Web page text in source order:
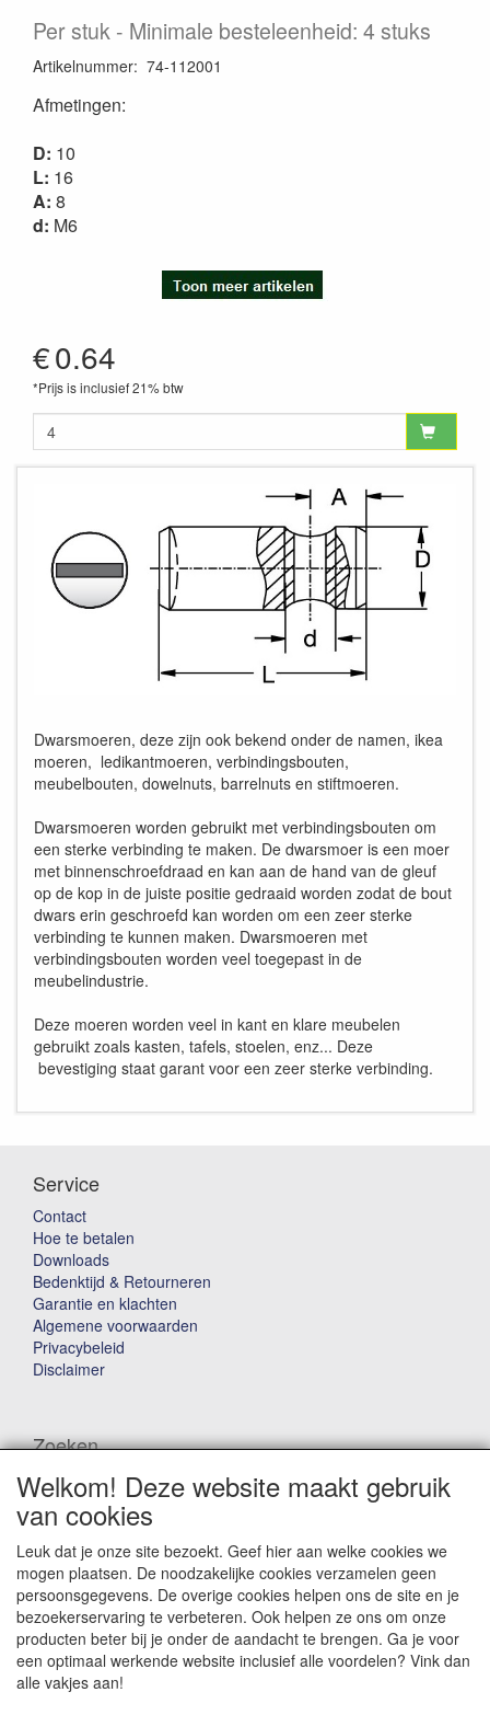
Per stuk Minimale besteleenheid: 4 stuks
Artikelnummer: 74-112001
Afmetingen:
D: 10
L: 16
A: 8
d: M6
€0.64
*Prijs is inclusief 21% btw
Dwarsmoeren, deze zijn ook bekend onder de namen, ikea
moeren, ledikantmoeren, verbindingsbouten,
meubelbouten, dowelnuts, barrelnuts en stiftmoeren.
Dwarsmoeren worden gebruikt met verbindingsbouten om
een sterke verbinding te maken. De dwarsmoer is een moer
met binnenschroefdraad en kan aan de hand van de gleuf
op de kop in de juiste positie gedraaid worden zodat de bout
dwars erin geschroefd kan worden om een zeer sterke
verbinding te kunnen maken. Dwarsmoeren met
verbindingsbouten worden veel toegepast in de
meubelindustrie.
Deze moeren worden veel in kant en klare meubelen
gebruikt zoals kasten, tafels, stoelen, enz... Deze
bevestiging staat garant voor een zeer sterke verbinding.
Service
Contact
Hoe te betalen
Downloads
Bedenktijd & Retourneren
Garantie en klachten
Algemene voorwaarden
Privacybeleid
Disclaimer
Zoeken
Waar ben je naar op zoek?
Winkelwagen
Welkom! Deze website maakt gebruik
van cookies
Leuk dat je onze site bezoekt. Geef hier aan welke cookies we
mogen plaatsen. De noodzakelijke cookies verzamelen geen
persoonsgegevens. De overige cookies helpen ons de site en je
bezoekerservaring te verbeteren. Ook helpen ze ons om onze
producten beter bij je onder de aandacht te brengen. Ga je voor
een optimaal werkende website inclusief alle voordelen? Vink dan
alle vakjes aan!